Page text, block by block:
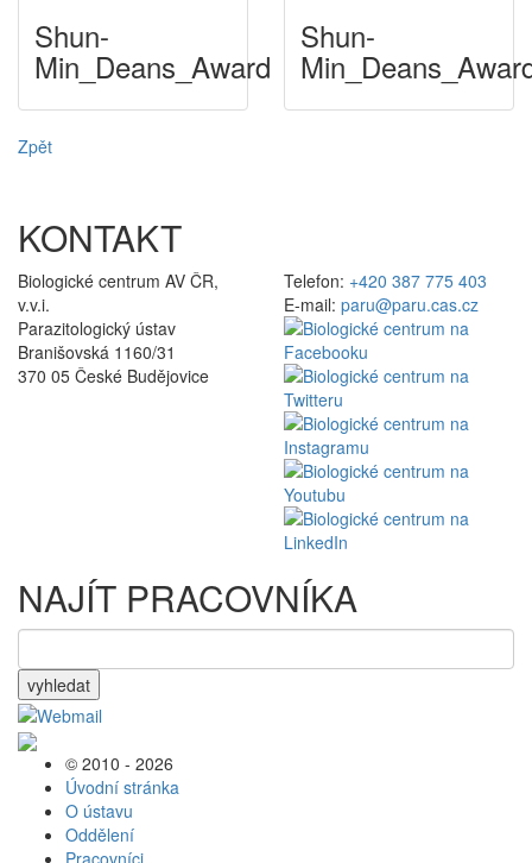
Shun-
Min_Deans_Award
Shun-
Zpět
KONTAKT
Biologické centrum AV ČR,
v.v.i.
Parazitologický ústav
Branišovská 1160/31
370 05 České Budějovice
Telefon: +420 387 775 403
E-mail: paru@paru.cas.cz
NAJÍT PRACOVNÍKA
vyhledat
© 2010 - 2026
Úvodní stránka
O ústavu
Oddělení
Pracovníci